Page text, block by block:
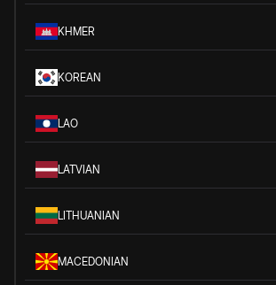
KHMER
KOREAN
LAO
LATVIAN
LITHUANIAN
MACEDONIAN